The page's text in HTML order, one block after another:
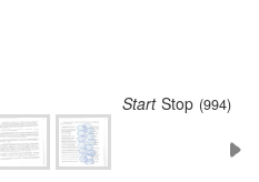
Start Stop (994)